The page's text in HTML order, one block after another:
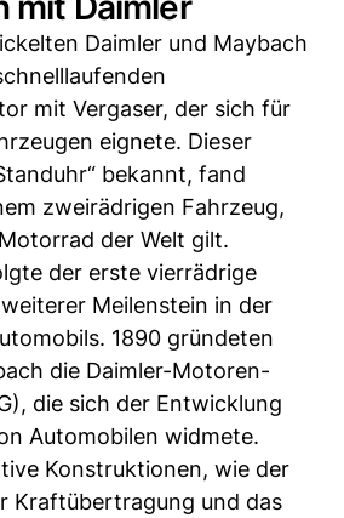
Daimler und Maybach
mit Vergaser, der sich für
eignete. Dieser
bekannt, fand
zweirädrigen Fahrzeug,
der Welt gilt.
der erste vierrädrige
Meilenstein in der
1890 gründeten
die Daimler-Motoren-
die sich der Entwicklung
Automobilen widmete.
Konstruktionen, wie der
Kraftübertragung und das